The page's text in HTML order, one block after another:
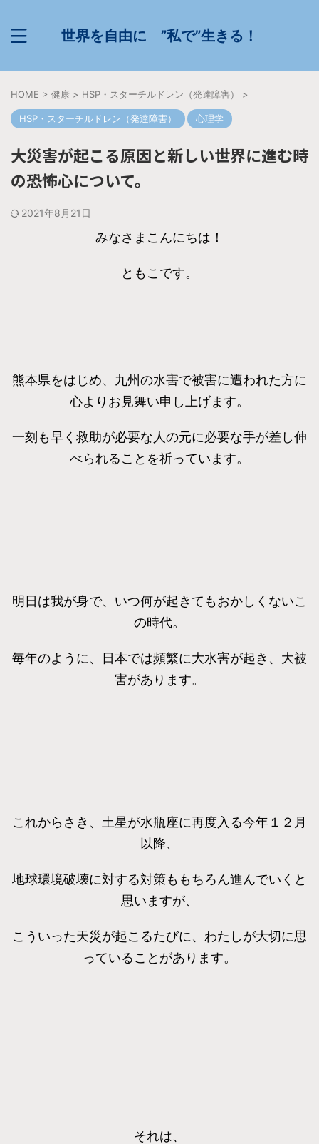
世界を自由に ”私で”生きる！
HOME > 健康 > HSP・スターチルドレン（発達障害） >
HSP・スターチルドレン（発達障害） 心理学
大災害が起こる原因と新しい世界に進む時
の恐怖心について。
2021年8月21日
みなさまこんにちは！
ともこです。
熊本県をはじめ、九州の水害で被害に遭われた方に
心よりお見舞い申し上げます。
一刻も早く救助が必要な人の元に必要な手が差し伸
べられることを祈っています。
明日は我が身で、いつ何が起きてもおかしくないこ
の時代。
毎年のように、日本では頻繁に大水害が起き、大被
害があります。
これからさき、土星が水瓶座に再度入る今年１２月
以降、
地球環境破壊に対する対策ももちろん進んでいくと
思いますが、
こういった天災が起こるたびに、わたしが大切に思
っていることがあります。
それは、